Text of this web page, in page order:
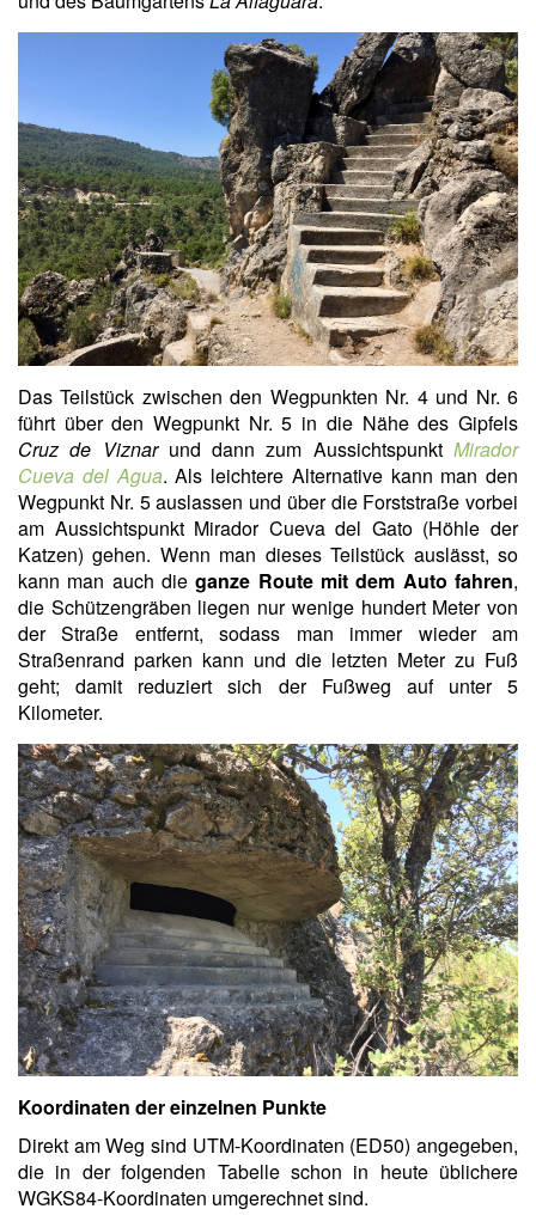
Das Teilstück zwischen den Wegpunkten Nr. 4 und Nr. 6
führt über den Wegpunkt Nr. 5 in die Nähe des Gipfels
Cruz de Viznarund dann zum AussichtspunktMirador
Cueva del Agua. Als leichtere Alternative kann man den
Wegpunkt Nr. 5 auslassen und über die Forststraße vorbei
am Aussichtspunkt Mirador Cueva del Gato (Höhle der
Katzen) gehen. Wenn man dieses Teilstück auslässt, so
kann man auch dieganze Route mit dem Auto fahren,
die Schützengräben liegen nur wenige hundert Meter von
der Straße entfernt, sodass man immer wieder am
Straßenrand parken kann und die letzten Meter zu Fuß
geht; damit reduziert sich der Fußweg auf unter 5
Kilometer.
Koordinaten der einzelnen Punkte
Direkt am Weg sind UTM-Koordinaten (ED50) angegeben,
die in der folgenden Tabelle schon in heute üblichere
WGKS84-Koordinaten umgerechnet sind.